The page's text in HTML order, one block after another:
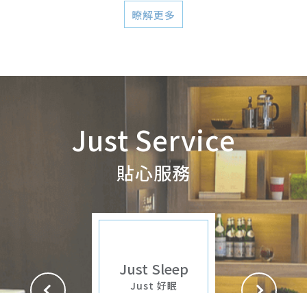
暸解更多
Just Service
貼心服務
Just Sleep
Just 好眠
選擇，使毎一位下榻捷
絲旅的旅人，皆可獲得